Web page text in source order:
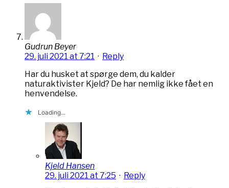
Gudrun Beyer
29. juli 2021 at 7:21 · Reply
Har du husket at spørge dem, du kalder
naturaktivister Kjeld? De har nemlig ikke fået en
henvendelse.
Loading...
Kjeld Hansen
29. juli 2021 at 7:25 · Reply